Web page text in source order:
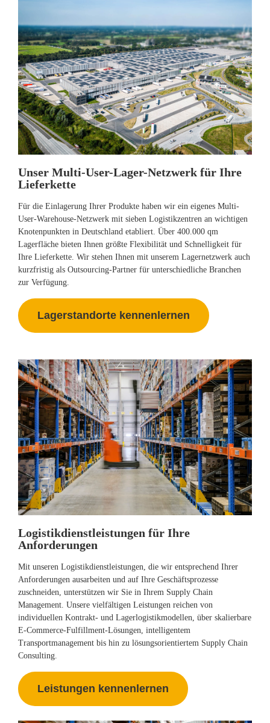
Unser Multi-User-Lager-Netzwerk für Ihre
Lieferkette
Für die Einlagerung Ihrer Produkte haben wir ein eigenes Multi-
User-Warehouse-Netzwerk mit sieben Logistikzentren an wichtigen
Knotenpunkten in Deutschland etabliert. Über 400.000 qm
Lagerfläche bieten Ihnen größte Flexibilität und Schnelligkeit für
Ihre Lieferkette. Wir stehen Ihnen mit unserem Lagernetzwerk auch
kurzfristig als Outsourcing-Partner für unterschiedliche Branchen
zur Verfügung.
Lagerstandorte kennenlernen
Logistikdienstleistungen für Ihre
Anforderungen
Mit unseren Logistikdienstleistungen, die wir entsprechend Ihrer
Anforderungen ausarbeiten und auf Ihre Geschäftsprozesse
zuschneiden, unterstützen wir Sie in Ihrem Supply Chain
Management. Unsere vielfältigen Leistungen reichen von
individuellen Kontrakt- und Lagerlogistikmodellen, über skalierbare
E-Commerce-Fulfillment-Lösungen, intelligentem
Transportmanagement bis hin zu lösungsorientiertem Supply Chain
Consulting.
Leistungen kennenlernen